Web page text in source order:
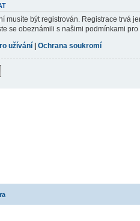
musíte být registrován. Registrace trvá
se obeznámili s našimi podmínkami
užívání
Ochrana soukromí